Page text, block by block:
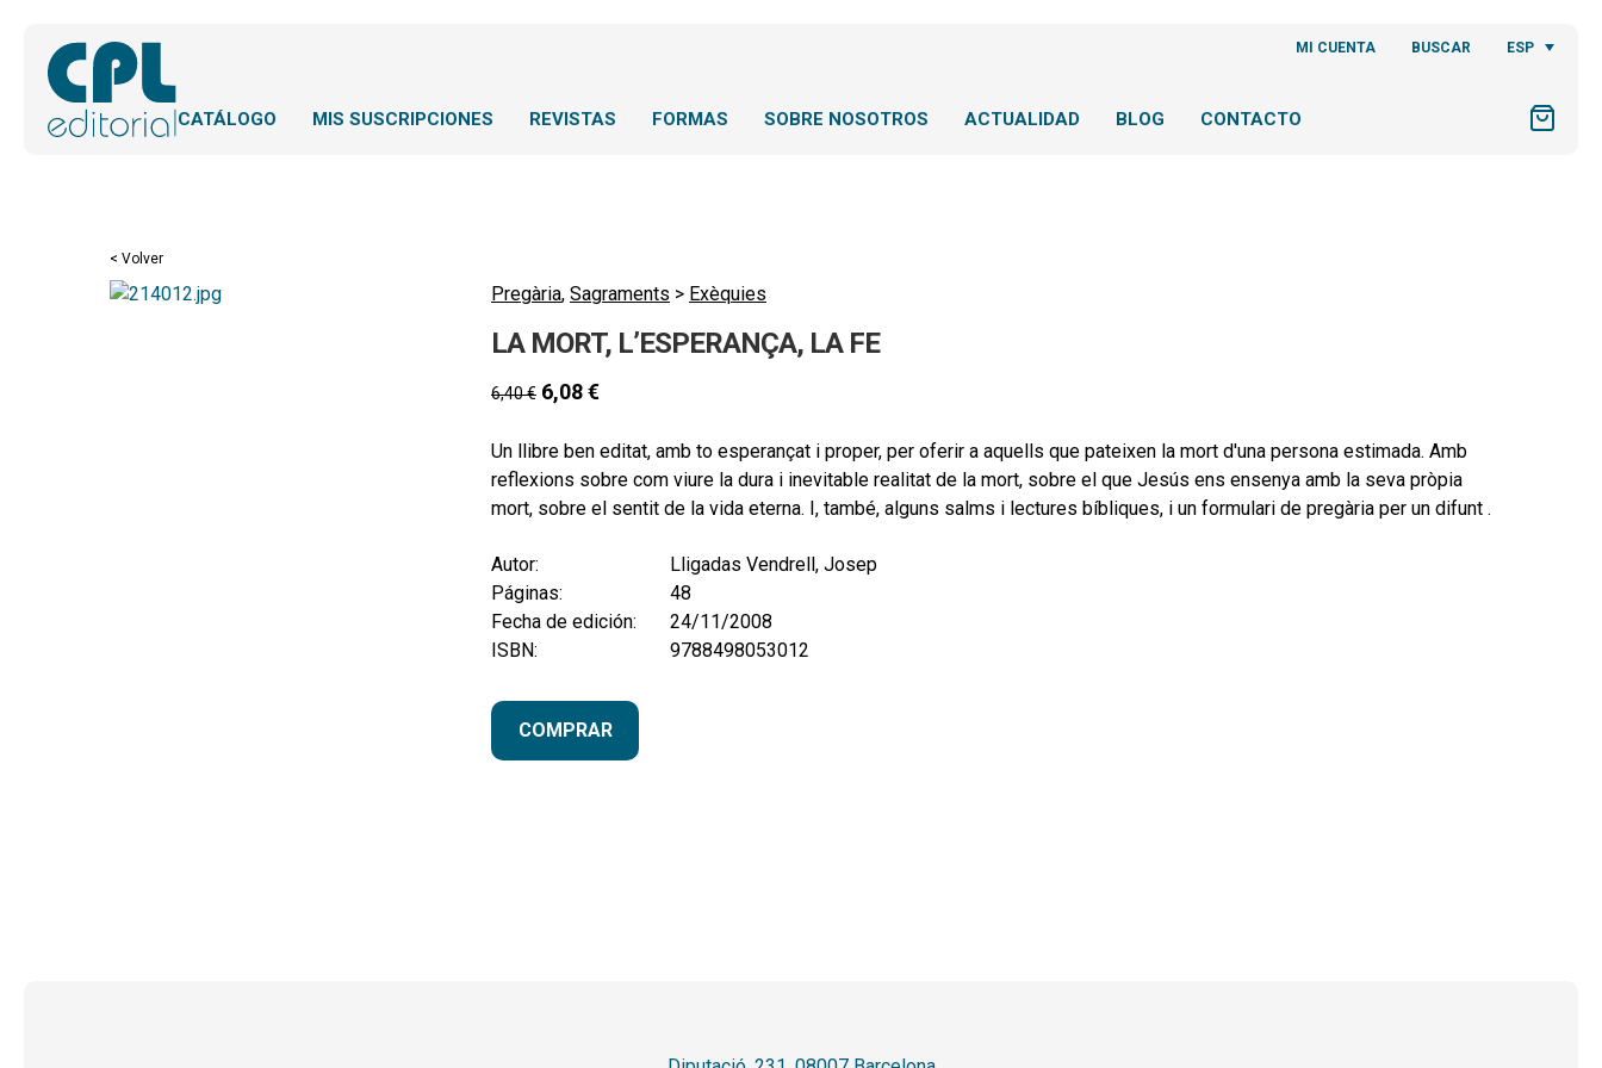
MI CUENTA BUSCAR ESP
CATÁLOGO MIS SUSCRIPCIONES REVISTAS FORMAS SOBRE NOSOTROS ACTUALIDAD BLOG CONTACTO
< Volver
Pregària, Sagraments > Exèquies
LA MORT, L’ESPERANÇA, LA FE
6,40€ 6,08€
Un llibre ben editat, amb to esperançat i proper, per oferir a aquells que pateixen la mort d'una persona estimada. Amb
reflexions sobre com viure la dura i inevitable realitat de la mort, sobre el que Jesús ens ensenya amb la seva pròpia
mort, sobre el sentit de la vida eterna. I, també, alguns salms i lectures bíbliques, i un formulari de pregària per un difunt .
Autor:
Lligadas Vendrell, Josep
Páginas:
48
Fecha de edición:
24/11/2008
ISBN:
9788498053012
COMPRAR